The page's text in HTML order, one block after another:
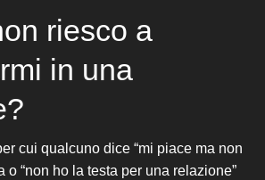
riesco a
in una
cui qualcuno dice “mi piace ma non
o “non ho la testa per una relazione”